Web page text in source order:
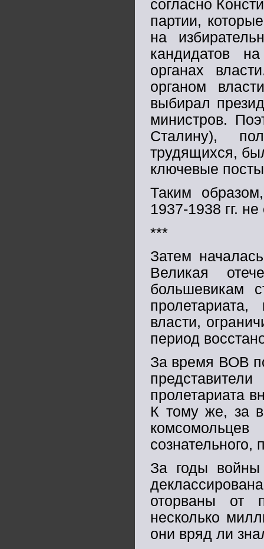
согласно
партии,
на
кандидатов
органах
органом
выбирал
министров.
Сталину),
трудящихся,
ключевые
Таким
1937-1938 гг.
***
Затем
Великая
большевикам
власти,
период
За время ВОВ
пролетариата
К тому же, за
сознательного,
За годы войны
оторваны от
несколько
они вряд ли